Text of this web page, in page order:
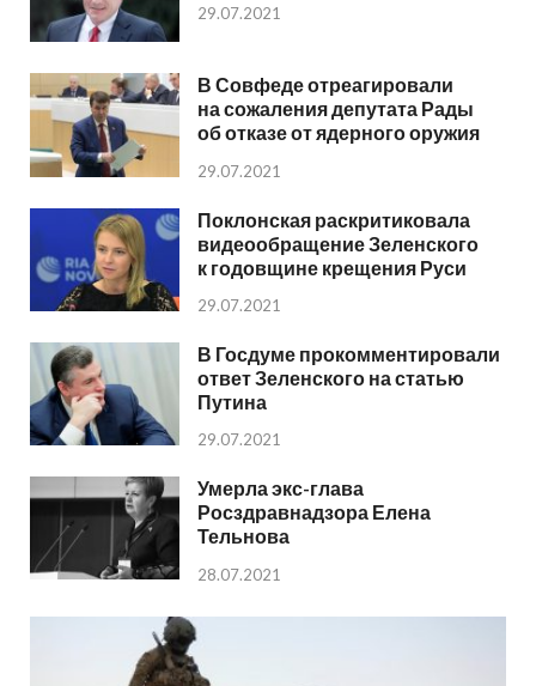
29.07.2021
В Совфеде отреагировали
на сожаления депутата Рады
об отказе от ядерного оружия
29.07.2021
Поклонская раскритиковала
видеообращение Зеленского
к годовщине крещения Руси
29.07.2021
В Госдуме прокомментировали
ответ Зеленского на статью
Путина
29.07.2021
Умерла экс-глава
Росздравнадзора Елена
Тельнова
28.07.2021